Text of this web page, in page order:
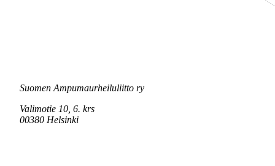
Suomen Ampumaurheiluliitto ry
Valimotie 10, 6. krs
00380 Helsinki